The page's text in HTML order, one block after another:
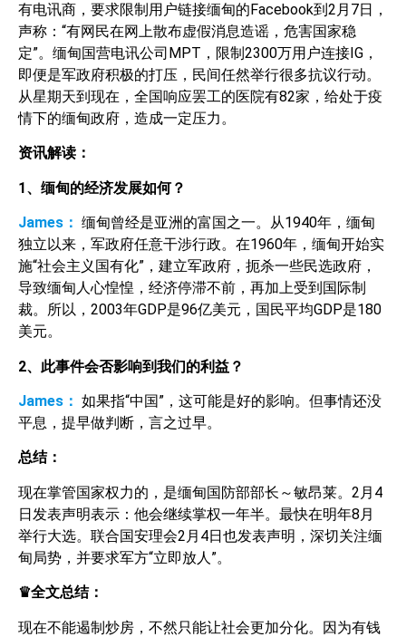
有电讯商，要求限制用户链接缅甸的Facebook到2月7日，
声称：“有网民在网上散布虚假消息造谣，危害国家稳
定”。缅甸国营电讯公司MPT，限制2300万用户连接IG，
即便是军政府积极的打压，民间任然举行很多抗议行动。
从星期天到现在，全国响应罢工的医院有82家，给处于疫
情下的缅甸政府，造成一定压力。
资讯解读：
1、缅甸的经济发展如何？
James： 缅甸曾经是亚洲的富国之一。从1940年，缅甸
独立以来，军政府任意干涉行政。在1960年，缅甸开始实
施“社会主义国有化”，建立军政府，扼杀一些民选政府，
导致缅甸人心惶惶，经济停滞不前，再加上受到国际制
裁。所以，2003年GDP是96亿美元，国民平均GDP是180
美元。
2、此事件会否影响到我们的利益？
James： 如果指“中国”，这可能是好的影响。但事情还没
平息，提早做判断，言之过早。
总结：
现在掌管国家权力的，是缅甸国防部部长～敏昂莱。2月4
日发表声明表示：他会继续掌权一年半。最快在明年8月
举行大选。联合国安理会2月4日也发表声明，深切关注缅
甸局势，并要求军方“立即放人”。
♛全文总结：
现在不能遏制炒房，不然只能让社会更加分化。因为有钱